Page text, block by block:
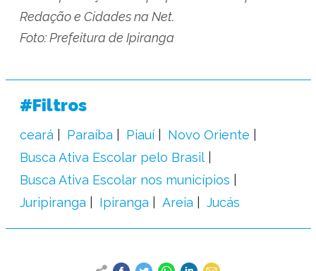
Redação e Cidades na Net.
Foto: Prefeitura de Ipiranga
#Filtros
ceará Paraíba Piauí
Novo Oriente
Busca Ativa Escolar pelo Brasil
Busca Ativa Escolar nos municípios
Juripiranga
Ipiranga Areia Jucás